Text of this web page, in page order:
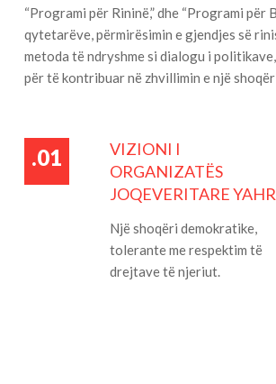
“Programi për Rininë,” dhe “Programi
qytetarëve, përmirësimin e gjendjes së
metoda të ndryshme si dialogu i
për të kontribuar në zhvillimin e një
.01
VIZIONI I
ORGANIZATËS
JOQEVERITARE
Një shoqëri demokratike,
tolerante me respektim të
drejtave të njeriut.